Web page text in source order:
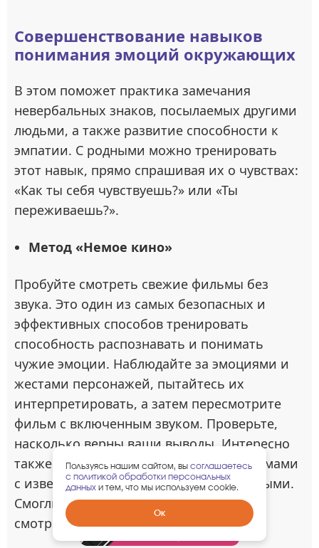
Совершенствование навыков
понимания эмоций окружающих
В этом поможет практика замечания
невербальных знаков, посылаемых другими
людьми, а также развитие способности к
эмпатии. С родными можно тренировать
этот навык, прямо спрашивая их о чувствах:
«Как ты себя чувствуешь?» или «Ты
переживаешь?».
Метод «Немое кино»
Пробуйте смотреть свежие фильмы без
звука. Это один из самых безопасных и
эффективных способов тренировать
способность распознавать и понимать
чужие эмоции. Наблюдайте за эмоциями и
жестами персонажей, пытайтесь их
интерпретировать, а затем пересмотрите
фильм с включенным звуком. Проверьте,
насколько верны ваши выводы. Интересно
также провести параллель между фильмами
с известными актерами и малоизвестными.
Смогли бы вы заметить разницу, если
смотреть без звука?
Забрать
гарантированный
Пользуясь нашим сайтом, вы соглашаетесь
с политикой обработки персональных
данных и тем, что мы используем cookie.
Ок